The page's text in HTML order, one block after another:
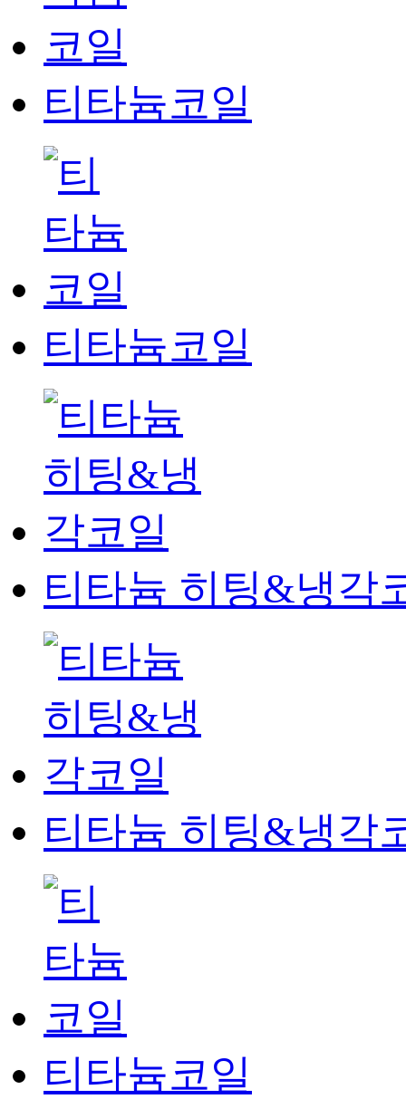
티타늄코일
티타늄코일
티타늄 히팅&냉각
티타늄 히팅&냉각
티타늄코일